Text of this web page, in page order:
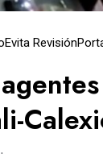
Evita Revisión